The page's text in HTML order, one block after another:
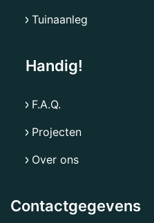
Tuinaanleg
Handig!
F.A.Q.
Projecten
Over ons
Contactgegevens